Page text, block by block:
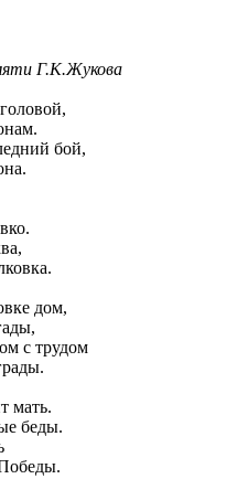
бой,
дом,
с трудом
мать.
беды.